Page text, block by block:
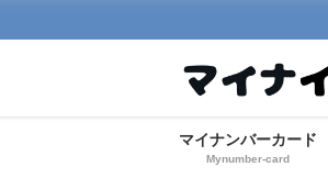
マイナンバーカード
Mynumber-card